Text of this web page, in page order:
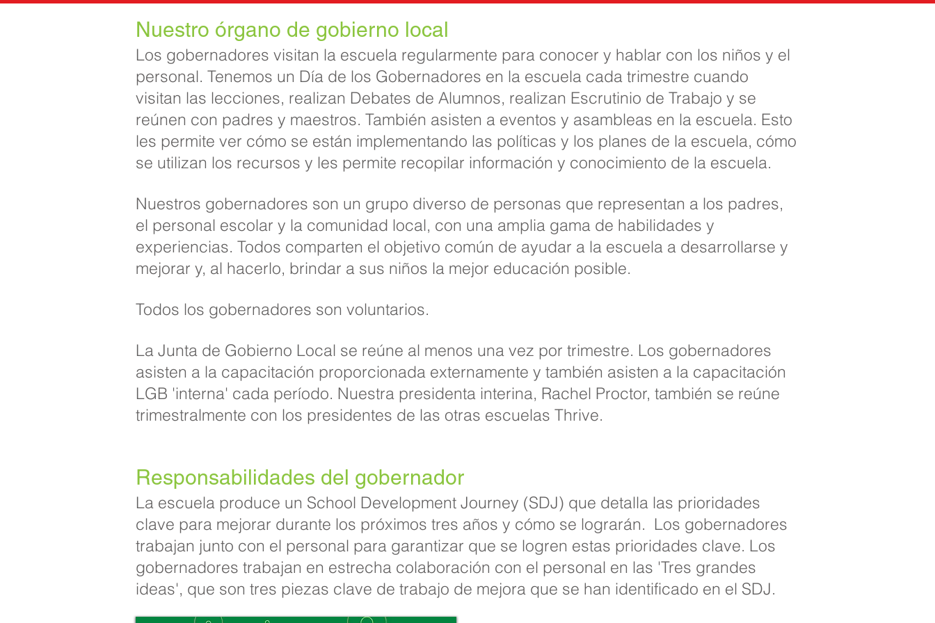
Nuestro órgano de gobierno local
Los gobernadores visitan la escuela regularmente para conocer y hablar con los niños y el
personal. Tenemos un Día de los Gobernadores en la escuela cada trimestre cuando
visitan las lecciones, realizan Debates de Alumnos, realizan Escrutinio de Trabajo y se
reúnen con padres y maestros. También asisten a eventos y asambleas en la escuela. Esto
les permite ver cómo se están implementando las políticas y los planes de la escuela, cómo
se utilizan los recursos y les permite recopilar información y conocimiento de la escuela.
Nuestros gobernadores son un grupo diverso de personas que representan a los padres,
el personal escolar y la comunidad local, con una amplia gama de habilidades y
experiencias. Todos comparten el objetivo común de ayudar a la escuela a desarrollarse y
mejorar y, al hacerlo, brindar a sus niños la mejor educación posible.
Todos los gobernadores son voluntarios.
La Junta de Gobierno Local se reúne al menos una vez por trimestre. Los gobernadores
asisten a la capacitación proporcionada externamente y también asisten a la capacitación
LGB 'interna' cada período. Nuestra presidenta interina, Rachel Proctor, también se reúne
trimestralmente con los presidentes de las otras escuelas Thrive.
Responsabilidades del gobernador
La escuela produce un School Development Journey (SDJ) que detalla las prioridades
clave para mejorar durante los próximos tres años y cómo se lograrán. Los gobernadores
trabajan junto con el personal para garantizar que se logren estas prioridades clave. Los
gobernadores trabajan en estrecha colaboración con el personal en las 'Tres grandes
ideas', que son tres piezas clave de trabajo de mejora que se han identificado en el SDJ.